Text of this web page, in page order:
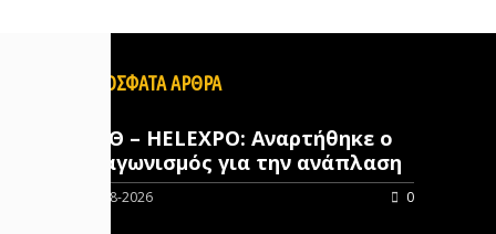
ΠΡΟΣΦΑΤΑ ΑΡΘΡΑ
ΔΕΘ – HELEXPO: Αναρτήθηκε ο
διαγωνισμός για την ανάπλαση
07-08-2026 0